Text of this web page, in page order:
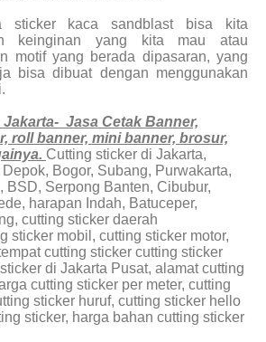
sticker kaca sandblast bisa kita
keinginan yang kita mau atau
motif yang berada dipasaran, yang
bisa dibuat dengan menggunakan
Jasa Cetak Banner,
roll banner, mini banner, brosur,
Cutting sticker di Jakarta,
Bogor, Subang, Purwakarta,
BSD, Serpong Banten, Cibubur,
harapan Indah, Batuceper,
cutting sticker daerah
sticker mobil, cutting sticker motor,
cutting sticker cutting sticker
di Jakarta Pusat, alamat cutting
cutting sticker per meter, cutting
sticker huruf, cutting sticker hello
sticker, harga bahan cutting sticker